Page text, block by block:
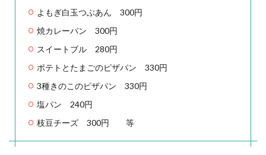
よもぎ白玉つぶあん 300円
焼カレーパン 300円
スイートブル 280円
ポテトとたまごのピザパン 330円
3種きのこのピザパン 330円
塩パン 240円
枝豆チーズ 300円 等